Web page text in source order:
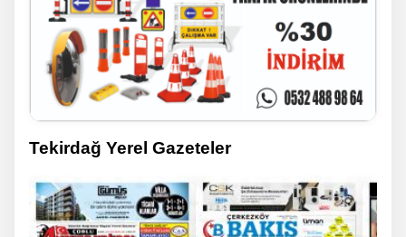
Tekirdağ Yerel Gazeteler